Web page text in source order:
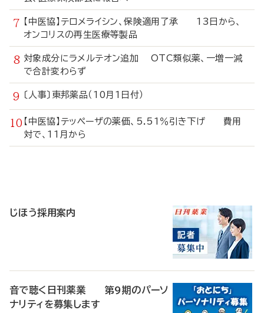
【中医協】テロメライシン、保険適用了承 13日から、
オンコリスの再生医療等製品
対象成分にラメルテオン追加 OTC類似薬、一増一減
で合計変わらず
〔人事〕東邦薬品（10月1日付）
【中医協】テッペーザの薬価、5.51％引き下げ 費用
対で、11月から
じほう採用案内
音で聴く日刊薬業 第9期のパーソ
ナリティを募集します